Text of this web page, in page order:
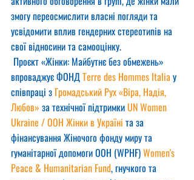
змогу переосмислити власні погляди та
усвідомити вплив гендерних стереотипів на
свої відносини та самооцінку.
Проєкт «Жінки: Майбутнє без обмежень»
впроваджує ФОНД Terre des Hommes Italia у
співпраці з Громадський Рух «Віра, Надія,
Любов» за технічної підтримки UN Women
Ukraine / ООН Жінки в Україні та за
фінансування Жіночого фонду миру та
гуманітарної допомоги ООН (WPHF) Women's
Peace & Humanitarian Fund, гнучкого та